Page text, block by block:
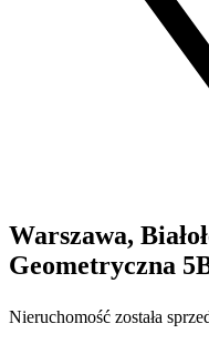
Warszawa,
Geometryczna
Nieruchomość została